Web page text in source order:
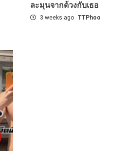
ละมุนจากด้วงกับเธอ
3 weeks ago TTPhoo